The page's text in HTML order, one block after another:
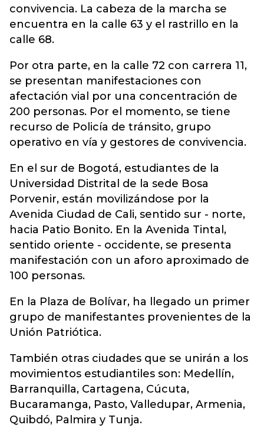
convivencia. La cabeza de la marcha se
encuentra en la calle 63 y el rastrillo en la
calle 68.
Por otra parte, en la calle 72 con carrera 11,
se presentan manifestaciones con
afectación vial por una concentración de
200 personas. Por el momento, se tiene
recurso de Policía de tránsito, grupo
operativo en vía y gestores de convivencia.
En el sur de Bogotá, estudiantes de la
Universidad Distrital de la sede Bosa
Porvenir, están movilizándose por la
Avenida Ciudad de Cali, sentido sur - norte,
hacia Patio Bonito. En la Avenida Tintal,
sentido oriente - occidente, se presenta
manifestación con un aforo aproximado de
100 personas.
En la Plaza de Bolívar, ha llegado un primer
grupo de manifestantes provenientes de la
Unión Patriótica.
También otras ciudades que se unirán a los
movimientos estudiantiles son: Medellín,
Barranquilla, Cartagena, Cúcuta,
Bucaramanga, Pasto, Valledupar, Armenia,
Quibdó, Palmira y Tunja.